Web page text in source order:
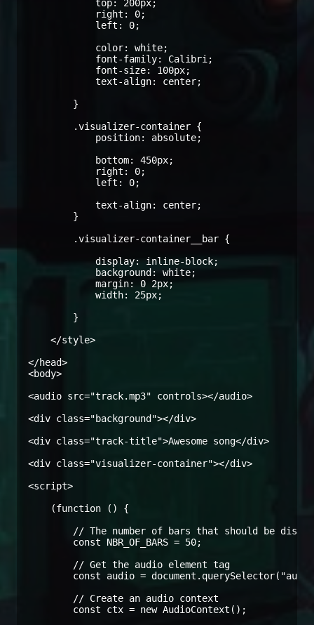
            top: 200px;
            right: 0;
            left: 0;
            color: white;
            font-family: Calibri;
            font-size: 100px;
            text-align: center;
        }
        .visualizer-container {
            position: absolute;
            bottom: 450px;
            right: 0;
            left: 0;
            text-align: center;
        }
        .visualizer-container__bar {
            display: inline-block;
            background: white;
            margin: 0 2px;
            width: 25px;
        }
    </style>
</head>
<body>
<audio src="track.mp3" controls></audio>
<div class="background"></div>
<div class="track-title">Awesome song</div>
<div class="visualizer-container"></div>
<script>
    (function () {
// The number of bars that should be
        const NBR_OF_BARS = 50;
        // Get the audio element tag
const audio =
        // Create an audio context
        const ctx = new AudioContext();